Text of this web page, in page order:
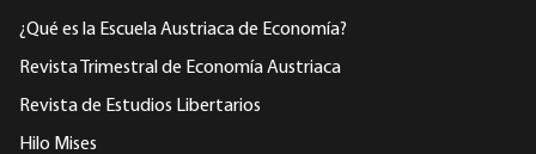
¿Qué es la Escuela Austriaca de Economía?
Revista Trimestral de Economía Austriaca
Revista de Estudios Libertarios
Hilo Mises